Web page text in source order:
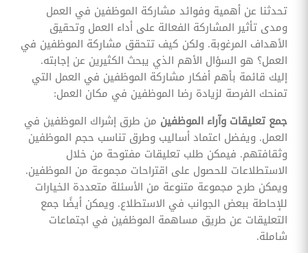
تحدثنا عن أهمية وفوائد مشاركة الموظفين في العمل
ومدى تأثير المشاركة الفعالة على أداء العمل وتحقيق
الأهداف المرغوبة. ولكن كيف تتحقق مشاركة الموظفين في
العمل؟ هو السؤال الأهم الذي يبحث الكثيرين عن إجابته.
إليك قائمة بأهم أفكار مشاركة الموظفين في العمل التي
تمنحك الفرصة لزيادة رضا الموظفين في مكان العمل:
جمع تعليقات وآراء الموظفين من طرق إشراك الموظفين في
العمل. ويفضل اعتماد أساليب وطرق تناسب حجم الموظفين
وثقافتهم. فيمكن طلب تعليقات مفتوحة من خلال
الاستطلاعات للحصول على اقتراحات مجموعة من الموظفين.
ويمكن طرح مجموعة متنوعة من الأسئلة متعددة الخيارات
للإحاطة ببعض الجوانب في الاستطلاع. ويمكن أيضًا جمع
التعليقات عن طريق مساهمة الموظفين في اجتماعات
شاملة.